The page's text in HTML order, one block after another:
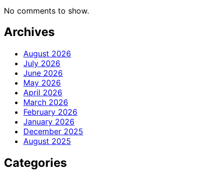
No comments to show.
Archives
August 2026
July 2026
June 2026
May 2026
April 2026
March 2026
February 2026
January 2026
December 2025
August 2025
Categories